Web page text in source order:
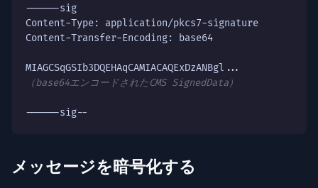
------sig
Content-Type: application/pkcs7-signature
Content-Transfer-Encoding: base64
（base64エンコードされたCMS SignedData）
------sig--
メッセージを暗号化する